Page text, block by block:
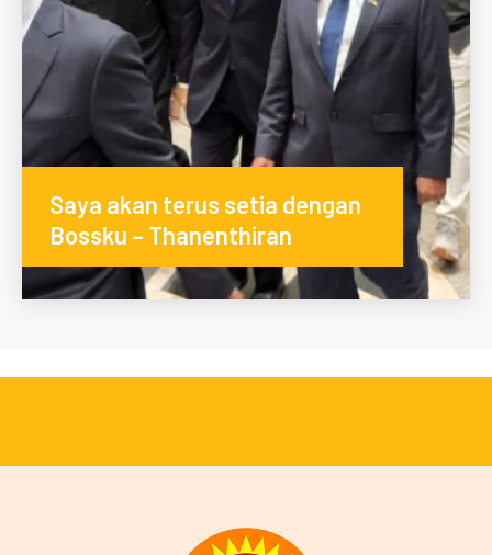
Saya akan terus setia dengan
Bossku – Thanenthiran